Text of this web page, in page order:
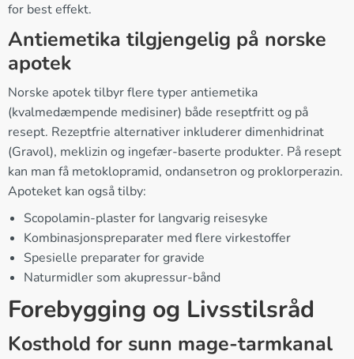
for best effekt.
Antiemetika tilgjengelig på norske
apotek
Norske apotek tilbyr flere typer antiemetika
(kvalmedæmpende medisiner) både reseptfritt og på
resept. Rezeptfrie alternativer inkluderer dimenhidrinat
(Gravol), meklizin og ingefær-baserte produkter. På resept
kan man få metoklopramid, ondansetron og proklorperazin.
Apoteket kan også tilby:
Scopolamin-plaster for langvarig reisesyke
Kombinasjonspreparater med flere virkestoffer
Spesielle preparater for gravide
Naturmidler som akupressur-bånd
Forebygging og Livsstilsråd
Kosthold for sunn mage-tarmkanal